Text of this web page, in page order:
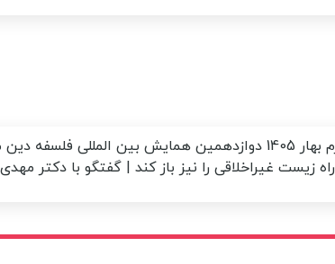
1405 دوازدهمین همایش بین المللی فلسفه دین
زیست غیراخلاقی را نیز باز کند | گفتگو با دکتر